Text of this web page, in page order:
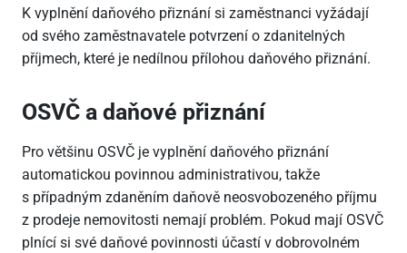
K vyplnění daňového přiznání si zaměstnanci vyžádají
od svého zaměstnavatele potvrzení o zdanitelných
příjmech, které je nedílnou přílohou daňového přiznání.
OSVČ a daňové přiznání
Pro většinu OSVČ je vyplnění daňového přiznání
automatickou povinnou administrativou, takže
s případným zdaněním daňově neosvobozeného příjmu
z prodeje nemovitosti nemají problém. Pokud mají OSVČ
plnící si své daňové povinnosti účastí v dobrovolném